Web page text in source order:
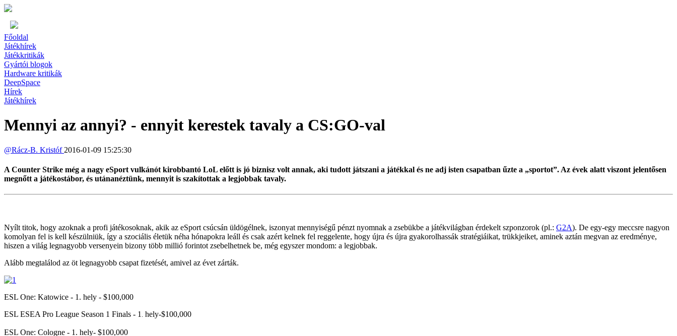
Főoldal
Játékhírek
Játékkritikák
Gyártói blogok
Hardware kritikák
DeepSpace
Hírek
Játékhírek
Mennyi az annyi? - ennyit kerestek tavaly a CS:GO-val
@Rácz-B. Kristóf 2016-01-09 15:25:30
A Counter Strike még a nagy eSport vulkánót kirobbantó LoL előtt is jó biznisz volt annak, aki tudott játszani a játékkal és ne adj isten csapatban űzte a „sportot”. Az évek alatt viszont jelentősen
megnőtt a játékostábor, és utánanéztünk, mennyit is szakítottak a legjobbak tavaly.
Nyílt titok, hogy azoknak a profi játékosoknak, akik az eSport csúcsán üldögélnek, iszonyat mennyiségű pénzt nyomnak a zsebükbe a játékvilágban érdekelt szponzorok (pl.: G2A). De egy-egy meccsre nagyon
komolyan fel is kell készülniük, így a szociális életük néha hónapokra leáll és csak azért kelnek fel reggelente, hogy újra és újra gyakorolhassák stratégiáikat, trükkjeiket, aminek aztán megvan az eredménye,
hiszen a világ legnagyobb versenyein bizony több millió forintot zsebelhetnek be, még egyszer mondom: a legjobbak.
Alább megtalálod az öt legnagyobb csapat fizetését, amivel az évet zárták.
ESL One: Katowice - 1. hely - $100,000
ESL ESEA Pro League Season 1 Finals - 1 hely-$100,000
ESL One: Cologne - 1. hely- $100,000